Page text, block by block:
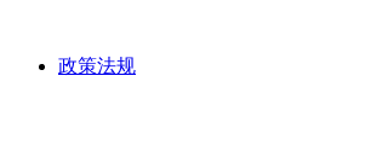
政策法规